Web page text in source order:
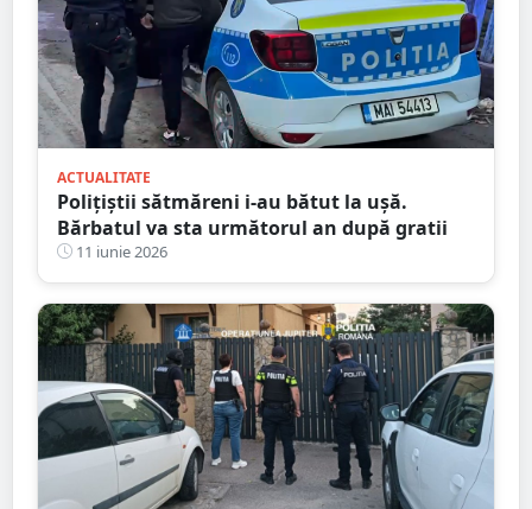
ACTUALITATE
Polițiștii sătmăreni i-au bătut la ușă.
Bărbatul va sta următorul an după gratii
11 iunie 2026